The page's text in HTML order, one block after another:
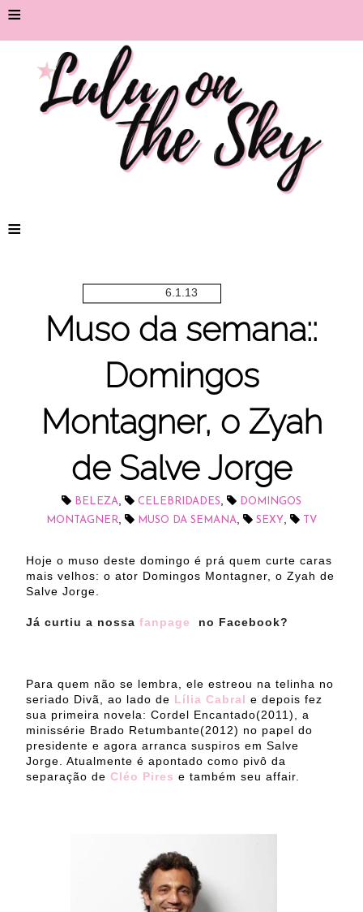
≡
≡
6.1.13
Muso da semana::
Domingos
Montagner, o Zyah
de Salve Jorge
BELEZA, CELEBRIDADES,
DOMINGOS
MONTAGNER, MUSO DA SEMANA, SEXY, TV
Hoje o muso deste domingo é prá quem curte caras
mais velhos: o ator Domingos Montagner, o Zyah de
Salve Jorge.
Já curtiu a nossa fanpage no Facebook?
Para quem não se lembra, ele estreou na telinha no
seriado Divã, ao lado de Lília Cabral e depois fez
sua primeira novela: Cordel Encantado(2011), a
minissérie Brado Retumbante(2012) no papel do
presidente e agora arranca suspiros em Salve
Jorge. Atualmente é apontado como pivô da
separação de Cléo Pires e também seu affair.